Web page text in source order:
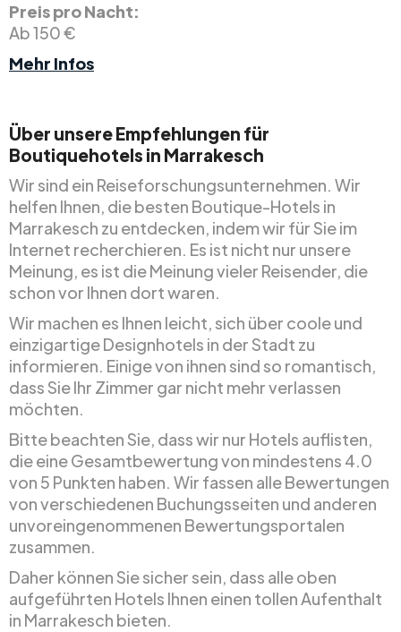
Preis pro Nacht:
Ab 150 €
Mehr Infos
Über unsere Empfehlungen für
Boutiquehotels in Marrakesch
Wir sind ein Reiseforschungsunternehmen. Wir
helfen Ihnen, die besten Boutique-Hotels in
Marrakesch zu entdecken, indem wir für Sie im
Internet recherchieren. Es ist nicht nur unsere
Meinung, es ist die Meinung vieler Reisender, die
schon vor Ihnen dort waren.
Wir machen es Ihnen leicht, sich über coole und
einzigartige Designhotels in der Stadt zu
informieren. Einige von ihnen sind so romantisch,
dass Sie Ihr Zimmer gar nicht mehr verlassen
möchten.
Bitte beachten Sie, dass wir nur Hotels auflisten,
die eine Gesamtbewertung von mindestens 4.0
von 5 Punkten haben. Wir fassen alle Bewertungen
von verschiedenen Buchungsseiten und anderen
unvoreingenommenen Bewertungsportalen
zusammen.
Daher können Sie sicher sein, dass alle oben
aufgeführten Hotels Ihnen einen tollen Aufenthalt
in Marrakesch bieten.